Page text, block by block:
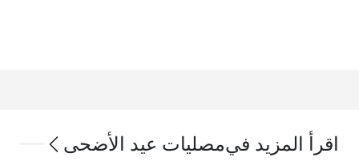
اقرأ المزيد فيمصليات عيد الأضحى